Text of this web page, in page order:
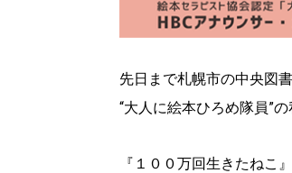
先日まで札幌市の中央図
“大人に絵本ひろめ隊員”
『１００万回生きたねこ